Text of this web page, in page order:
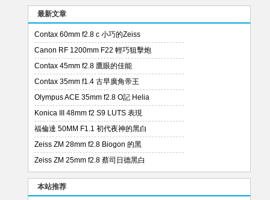
最新文章
Contax 60mm f2.8 c 小巧的Zeiss
Canon RF 1200mm F22 輕巧狙擊炮
Contax 45mm f2.8 鷹眼的佳能
Contax 35mm f1.4 古早廣角帝王
Olympus ACE 35mm f2.8 O記 Helia
Konica III 48mm f2 S9 LUTS 表現
福倫達 50MM F1.1 初代夜神的黑白
Zeiss ZM 28mm f2.8 Biogon 的黑
Zeiss ZM 25mm f2.8 蔡司日德黑白
本站推荐